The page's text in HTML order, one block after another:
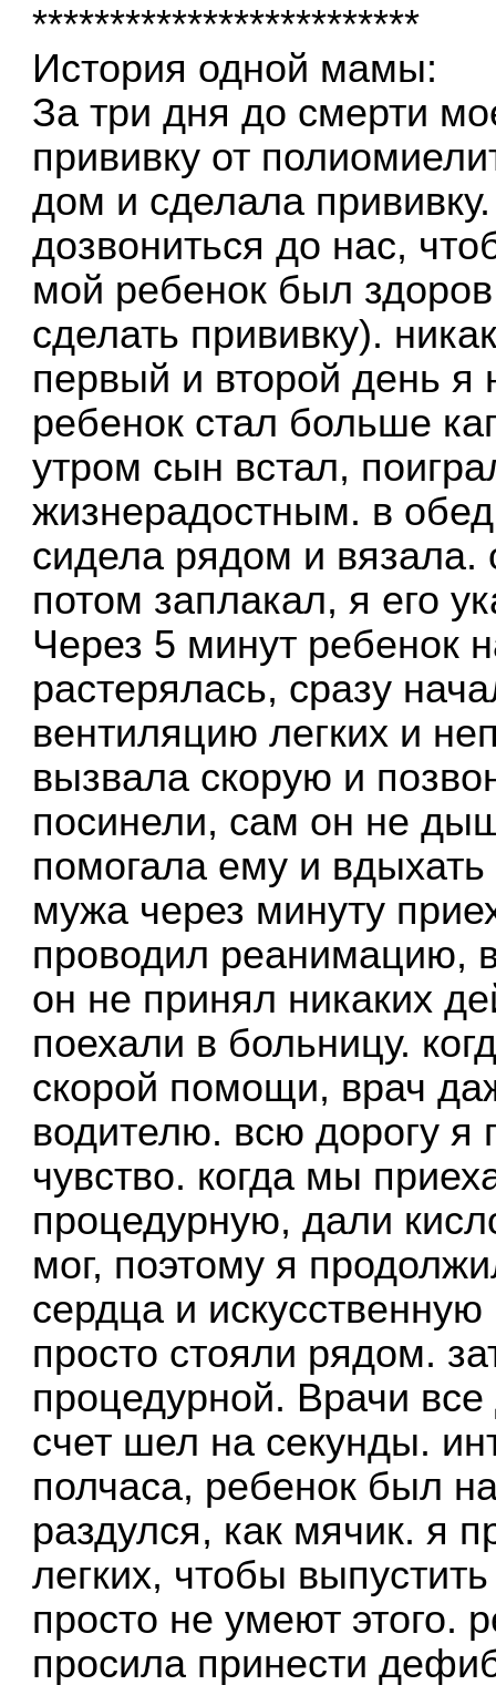
*************************
История одной мамы:
За три дня до смерти
прививку от
дом и сделала
дозвониться до нас,
мой ребенок был
сделать прививку).
первый и второй день я
ребенок стал больше
утром сын встал,
жизнерадостным. в
сидела рядом и вязала.
потом заплакал, я его
Через 5 минут ребенок
растерялась, сразу
вентиляцию легких и
вызвала скорую и
посинели, сам он не
помогала ему и
мужа через минуту
проводил реанимацию,
он не принял никаких
поехали в больницу.
скорой помощи, врач
водителю. всю дорогу я
чувство. когда мы
процедурную, дали
мог, поэтому я
сердца и
просто стояли рядом.
процедурной. Врачи
счет шел на секунды.
полчаса, ребенок был
раздулся, как мячик. я
легких, чтобы
просто не умеют этого.
просила принести